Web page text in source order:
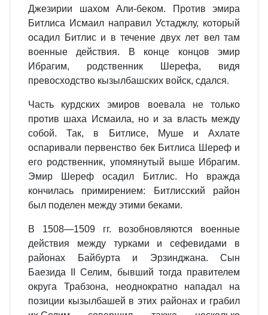
Джезирии шахом Али-беком. Против эмира
Битлиса Исмаил направил Устаджлу, который
осадил Битлис и в течение двух лет вел там
военные действия. В конце концов эмир
Ибрагим, родственник Шерефа, видя
превосходство кызылбашских войск, сдался.
Часть курдских эмиров воевала не только
против шаха Исмаила, но и за власть между
собой. Так, в Битлисе, Муше и Ахлате
оспаривали первенство бек Битлиса Шереф и
его родственник, упомянутый выше Ибрагим.
Эмир Шереф осадил Битлис. Но вражда
кончилась примирением: Битлисский район
был поделен между этими беками.
В 1508—1509 гг. возобновляются военные
действия между турками и сефевидами в
районах Байбурта и Эрзинджана. Сын
Баезида II Селим, бывший тогда правителем
округа Трабзона, неоднократно нападал на
позиции кызылбашей в этих районах и грабил